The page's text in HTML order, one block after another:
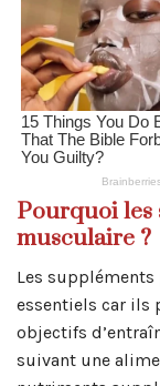
Pourquoi les
musculaire ?
Les
essentiels car ils
objectifs
suivant une